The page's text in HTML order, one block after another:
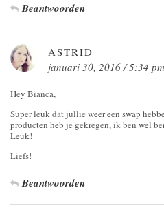
Beantwoorden
ASTRID
januari 30, 2016 / 5:34 pm
Hey Bianca,
Super leuk dat jullie weer een swap
producten heb je gekregen, ik ben wel
Leuk!
Liefs!
Beantwoorden